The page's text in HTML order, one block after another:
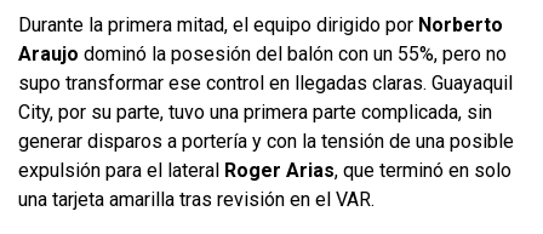
Durante la primera mitad, el equipo dirigido por Norberto
Araujo dominó la posesión del balón con un 55%, pero no
supo transformar ese control en llegadas claras. Guayaquil
City, por su parte, tuvo una primera parte complicada, sin
generar disparos a portería y con la tensión de una posible
expulsión para el lateral Roger Arias, que terminó en solo
una tarjeta amarilla tras revisión en el VAR.